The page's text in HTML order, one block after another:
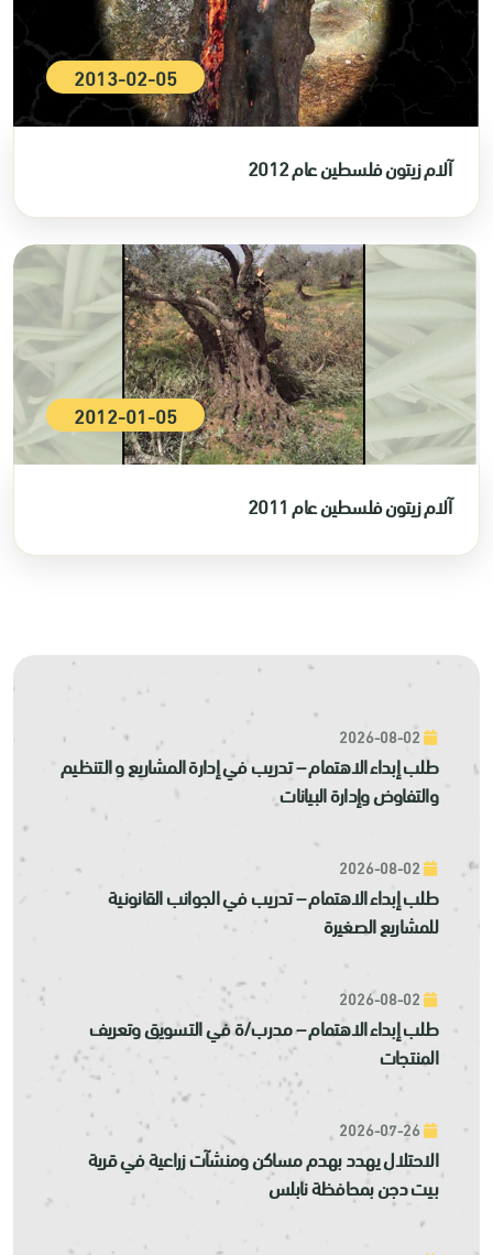
2013-02-05
آلام زيتون فلسطين عام 2012
2012-01-05
آلام زيتون فلسطين عام 2011
طلب إبداء الاهتمام – تدريب في إدارة المشاريع و التنظيم
والتفاوض وإدارة البيانات
طلب إبداء الاهتمام – تدريب في الجوانب القانونية
للمشاريع الصغيرة
طلب إبداء الاهتمام – مدرب/ة في التسويق وتعريف
المنتجات
الاحتلال يهدد بهدم مساكن ومنشآت زراعية في قرية
بيت دجن بمحافظة نابلس